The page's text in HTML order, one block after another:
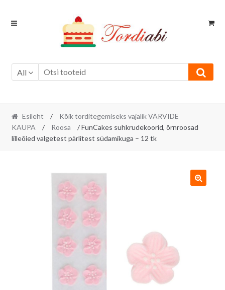
Skip
Skip
All
Esileht /
Kõik torditegemiseks vajalik VÄRVIDE
KAUPA
/ Roosa
/ FunCakes suhkrudekoorid, õrnroosad
lilleõied valgetest pärlitest südamikuga – 12 tk